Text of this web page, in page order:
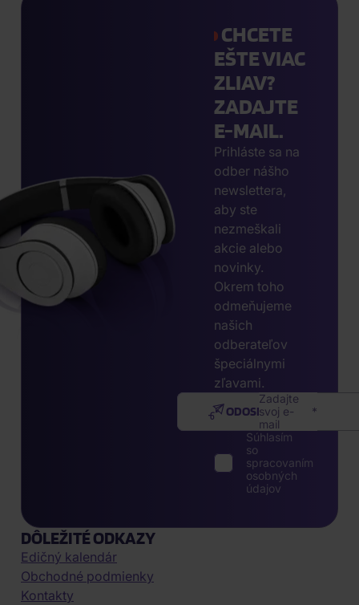
CHCETE
EŠTE VIAC
ZLIAV?
ZADAJTE
E-MAIL.
Prihláste sa na
odber nášho
newslettera,
aby ste
nezmeškali
akcie alebo
novinky.
Okrem toho
odmeňujeme
našich
odberateľov
špeciálnymi
zľavami.
Zadajte
svoj e-
mail
ODOSLAŤ
Súhlasím
so
spracovaním
osobných
údajov
DÔLEŽITÉ ODKAZY
Edičný kalendár
Obchodné podmienky
Kontakty